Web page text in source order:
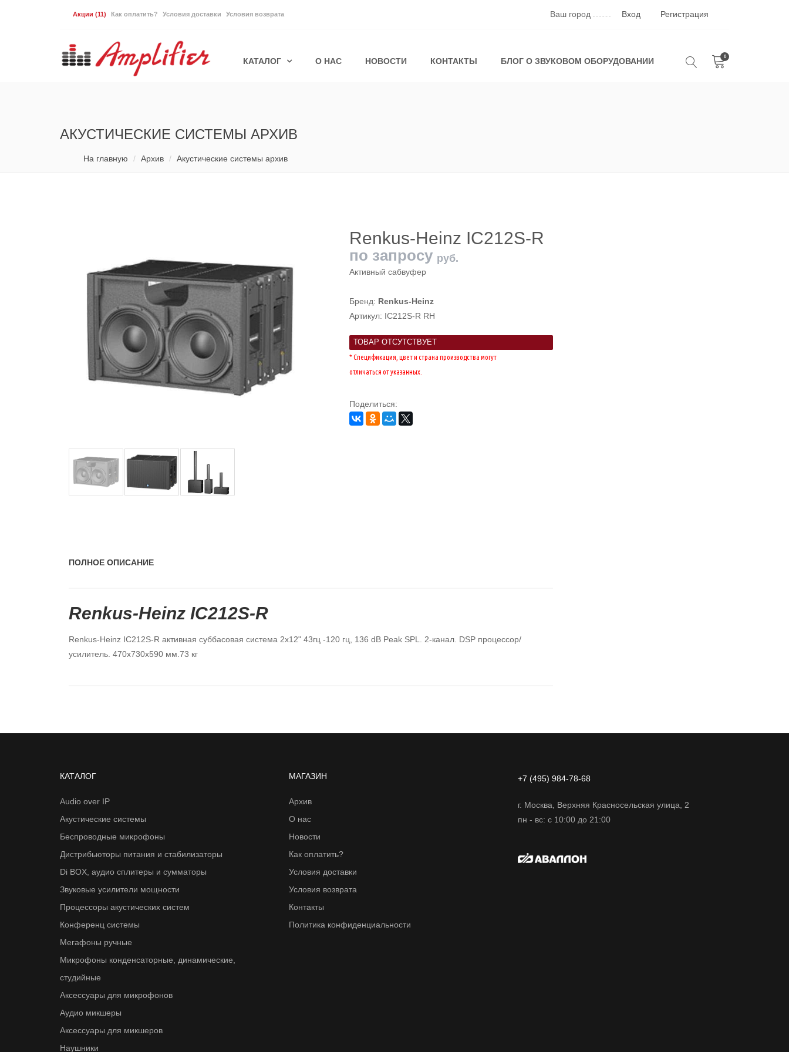
Акции (11) Как оплатить? Условия доставки Условия возврата Ваш город Вход Регистрация
0
КАТАЛОГ О НАС НОВОСТИ КОНТАКТЫ БЛОГ О ЗВУКОВОМ ОБОРУДОВАНИИ
АКУСТИЧЕСКИЕ СИСТЕМЫ АРХИВ
На главную Архив Акустические системы архив
Renkus-Heinz IC212S-R
по запросу руб.
Активный сабвуфер
Бренд: Renkus-Heinz
Артикул: IC212S-R RH
ТОВАР ОТСУТСТВУЕТ
* Спецификация, цвет и страна производства могут
отличаться от указанных.
Поделиться:
ПОЛНОЕ ОПИСАНИЕ
Renkus-Heinz IC212S-R
Renkus-Heinz IC212S-R активная суббасовая система 2х12" 43гц -120 гц, 136 dB Peak SPL. 2-канал. DSP процессор/
усилитель. 470х730x590 мм.73 кг
КАТАЛОГ
Audio over IP
Акустические системы
Беспроводные микрофоны
Дистрибьюторы питания и стабилизаторы
Di BOX, аудио сплитеры и сумматоры
Звуковые усилители мощности
Процессоры акустических систем
Конференц системы
Мегафоны ручные
Микрофоны конденсаторные, динамические,
студийные
Аксессуары для микрофонов
Аудио микшеры
Аксессуары для микшеров
Наушники
МАГАЗИН
Архив
О нас
Новости
Как оплатить?
Условия доставки
Условия возврата
Контакты
Политика конфиденциальности
+7 (495) 984-78-68
г. Москва, Верхняя Красносельская улица, 2
пн - вс: с 10:00 до 21:00